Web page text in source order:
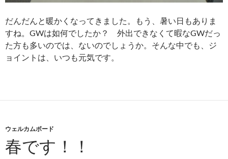
だんだんと暖かくなってきました。もう、暑い日もありま
すね。GWは如何でしたか？ 外出できなくて暇なGWだっ
た方も多いのでは、ないのでしょうか。そんな中でも、ジ
ョイントは、いつも元気です。
ウェルカムボード
春です！！